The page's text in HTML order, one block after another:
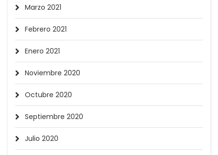
Marzo 2021
Febrero 2021
Enero 2021
Noviembre 2020
Octubre 2020
Septiembre 2020
Julio 2020